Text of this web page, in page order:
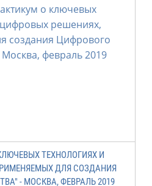
ТЕХНОЛОГИЯХ И
ДЛЯ СОЗДАНИЯ
- МОСКВА, ФЕВРАЛЬ 2019